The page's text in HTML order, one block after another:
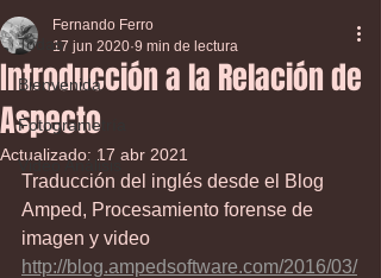
Todas
Bienvenida
Fotogrametría
Video Análisis
Introducción a la Relación de
Aspecto
Fernando Ferro
17 jun 2020 9 min de lectura
Actualizado: 17 abr 2021
Traducción del inglés desde el Blog
Amped, Procesamiento forense de
imagen y video
http://blog.ampedsoftware.com/2016/03/